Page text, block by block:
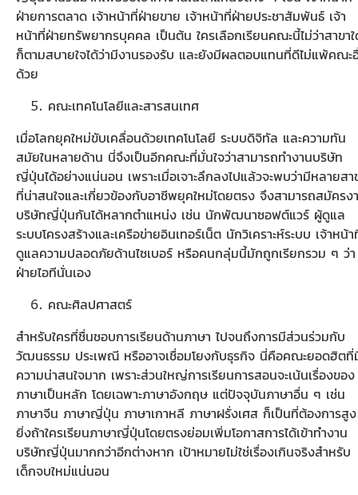
ฝ่ายการตลาด เจ้าหน้าที่ฝ่ายขาย เจ้าหน้าที่ฝ่ายประชาสัมพันธ์ เจ้า
หน้าที่ฝ่ายทรัพยากรบุคคล เป็นต้น ใครเลือกเรียนคณะนี้ไม่ว่าสาขา
ก็ตามสบายใจได้ว่ามีงานรองรับ และยังมีผลตอบแทนที่ดีไม่แพ้คณะ
ด้วย
คณะเทคโนโลยีและสารสนเทศ
เมื่อโลกยุคใหม่ขับเคลื่อนด้วยเทคโนโลยี ระบบดิจิทัล และความทัน
สมัยในหลายด้าน นี่จึงเป็นอีกคณะที่มั่นใจว่าสามารถทำงานบริษัท
ญี่ปุ่นได้อย่างแน่นอน เพราะเมื่อเจาะลึกลงไปแล้วจะพบว่ามีหลายสา
ที่น่าสนใจและเกี่ยวข้องกับอาชีพยุคใหม่โดยตรง จึงสามารถสมัครง
บริษัทญี่ปุ่นกันได้หลากตำแหน่ง เช่น นักพัฒนาซอฟต์แวร์ ผู้ดูแล
ระบบโครงสร้างและเครือข่ายอินเทอร์เน็ต นักวิเคราะห์ระบบ เจ้าหน้า
ดูแลความปลอดภัยด้านไซเบอร์ หรือคนกลุ่มนี้มักถูกเรียกรวม ๆ ว่า
ฝ่ายไอทีนั่นเอง
คณะศิลปศาสตร์
สำหรับใครที่ชื่นชอบการเรียนด้านภาษา ไปจนถึงการมีส่วนร่วมกับ
วัฒนธรรม ประเพณี หรืออาจเชื่อมโยงกับธุรกิจ นี่คือคณะยอดฮิตที่
ความน่าสนใจมาก เพราะส่วนใหญ่การเรียนการสอนจะเน้นเรื่องของ
ภาษาเป็นหลัก โดยเฉพาะภาษาอังกฤษ แต่ปัจจุบันภาษาอื่น ๆ เช่น
ภาษาจีน ภาษาญี่ปุ่น ภาษาเกาหลี ภาษาฝรั่งเศส ก็เป็นที่ต้องการสูง
ยิ่งถ้าใครเรียนภาษาญี่ปุ่นโดยตรงย่อมเพิ่มโอกาสการได้เข้าทำงาน
บริษัทญี่ปุ่นมากกว่าอีกต่างหาก เป้าหมายไม่ใช่เรื่องเกินจริงสำหรับ
เด็กจบใหม่แน่นอน